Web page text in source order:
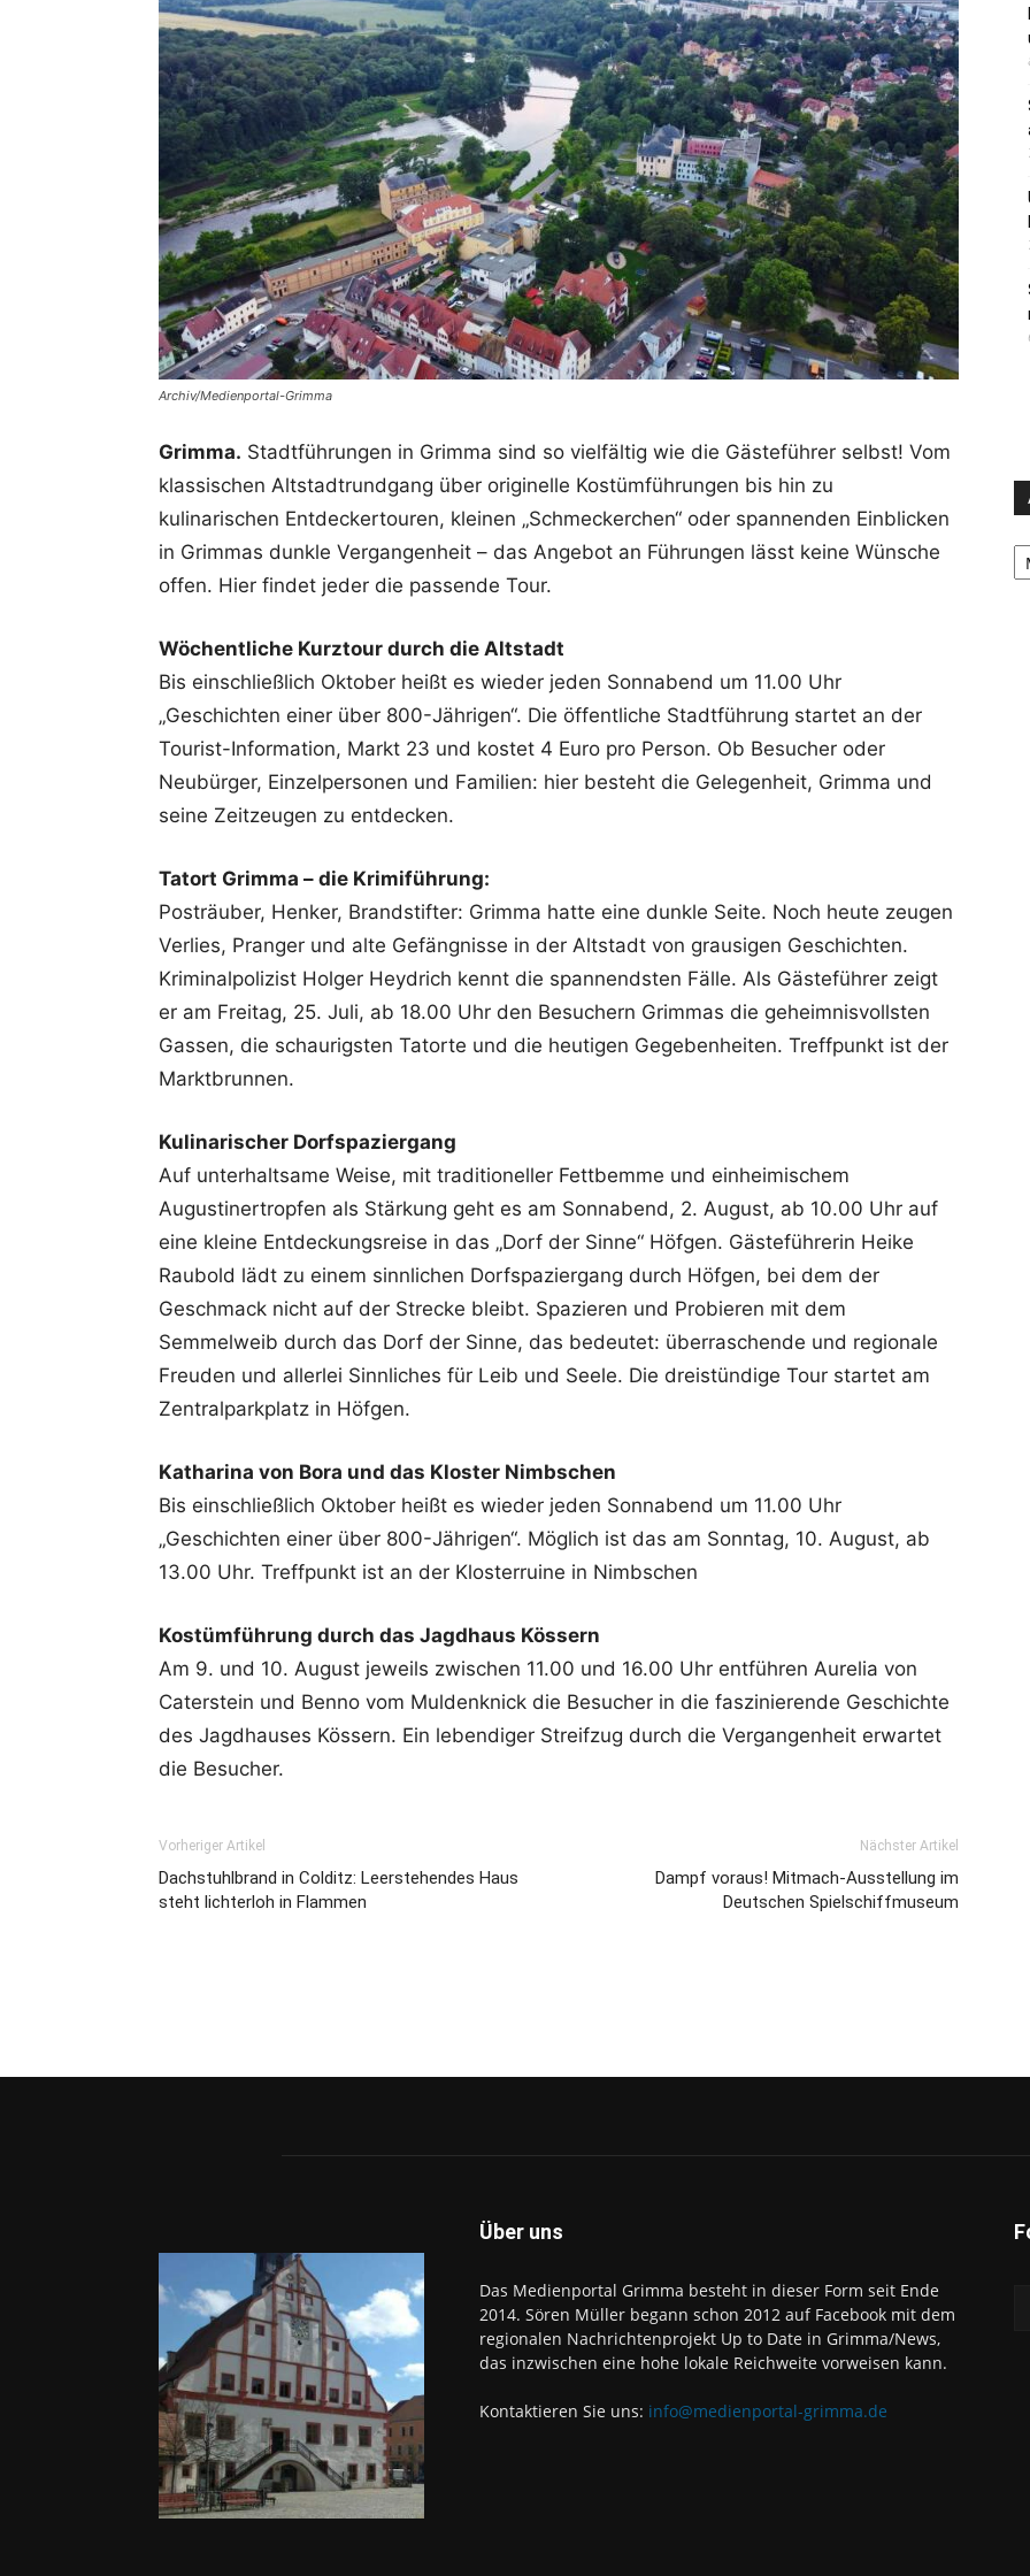
Archiv/Medienportal-Grimma
Grimma. Stadtführungen in Grimma sind so vielfältig wie die Gästeführer selbst! Vom
klassischen Altstadtrundgang über originelle Kostümführungen bis hin zu
kulinarischen Entdeckertouren, kleinen „Schmeckerchen“ oder spannenden Einblicken
in Grimmas dunkle Vergangenheit – das Angebot an Führungen lässt keine Wünsche
offen. Hier findet jeder die passende Tour.
Wöchentliche Kurztour durch die Altstadt
Bis einschließlich Oktober heißt es wieder jeden Sonnabend um 11.00 Uhr
„Geschichten einer über 800-Jährigen“. Die öffentliche Stadtführung startet an der
Tourist-Information, Markt 23 und kostet 4 Euro pro Person. Ob Besucher oder
Neubürger, Einzelpersonen und Familien: hier besteht die Gelegenheit, Grimma und
seine Zeitzeugen zu entdecken.
Tatort Grimma – die Krimiführung:
Posträuber, Henker, Brandstifter: Grimma hatte eine dunkle Seite. Noch heute zeugen
Verlies, Pranger und alte Gefängnisse in der Altstadt von grausigen Geschichten.
Kriminalpolizist Holger Heydrich kennt die spannendsten Fälle. Als Gästeführer zeigt
er am Freitag, 25. Juli, ab 18.00 Uhr den Besuchern Grimmas die geheimnisvollsten
Gassen, die schaurigsten Tatorte und die heutigen Gegebenheiten. Treffpunkt ist der
Marktbrunnen.
Kulinarischer Dorfspaziergang
Auf unterhaltsame Weise, mit traditioneller Fettbemme und einheimischem
Augustinertropfen als Stärkung geht es am Sonnabend, 2. August, ab 10.00 Uhr auf
eine kleine Entdeckungsreise in das „Dorf der Sinne“ Höfgen. Gästeführerin Heike
Raubold lädt zu einem sinnlichen Dorfspaziergang durch Höfgen, bei dem der
Geschmack nicht auf der Strecke bleibt. Spazieren und Probieren mit dem
Semmelweib durch das Dorf der Sinne, das bedeutet: überraschende und regionale
Freuden und allerlei Sinnliches für Leib und Seele. Die dreistündige Tour startet am
Zentralparkplatz in Höfgen.
Katharina von Bora und das Kloster Nimbschen
Bis einschließlich Oktober heißt es wieder jeden Sonnabend um 11.00 Uhr
„Geschichten einer über 800-Jährigen“. Möglich ist das am Sonntag, 10. August, ab
13.00 Uhr. Treffpunkt ist an der Klosterruine in Nimbschen
Kostümführung durch das Jagdhaus Kössern
Am 9. und 10. August jeweils zwischen 11.00 und 16.00 Uhr entführen Aurelia von
Caterstein und Benno vom Muldenknick die Besucher in die faszinierende Geschichte
des Jagdhauses Kössern. Ein lebendiger Streifzug durch die Vergangenheit erwartet
die Besucher.
Vorheriger Artikel
Dachstuhlbrand in Colditz: Leerstehendes Haus
steht lichterloh in Flammen
Nächster Artikel
Dampf voraus! Mitmach-Ausstellung im
Deutschen Spielschiffmuseum
Über uns
Das Medienportal Grimma besteht in dieser Form seit Ende
2014. Sören Müller begann schon 2012 auf Facebook mit dem
regionalen Nachrichtenprojekt Up to Date in Grimma/News,
das inzwischen eine hohe lokale Reichweite vorweisen kann.
Kontaktieren Sie uns: info@medienportal-grimma.de